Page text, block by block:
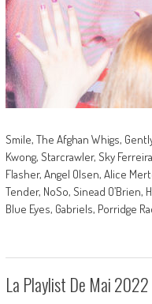
Smile, The Afghan Whigs,
Kwong, Starcrawler, Sky
Flasher, Angel Olsen, Alice
Tender, NoSo, Sinead O’Brien,
Blue Eyes, Gabriels, Porridge
La Playlist De Mai 2022